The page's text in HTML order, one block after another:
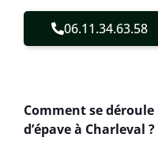
06.11.34.63.58
Comment se
d’épave à Charleval ?